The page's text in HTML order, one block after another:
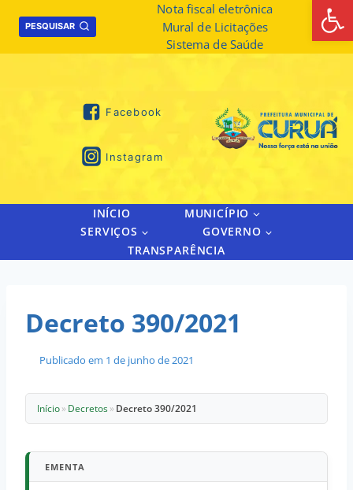
PESQUISAR
Nota fiscal eletrônica
Mural de Licitações
Sistema de Saúde
Facebook
Instagram
INÍCIO
MUNICÍPIO
SERVIÇOS
GOVERNO
TRANSPARÊNCIA
Decreto 390/2021
Publicado em 1 de junho de 2021
Início» Decretos» Decreto 390/2021
EMENTA